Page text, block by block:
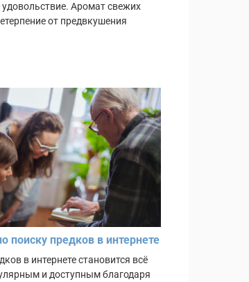
удовольствие. Аромат свежих
от предвкушения
поиску предков в интернете
в интернете становится всё
и доступным благодаря